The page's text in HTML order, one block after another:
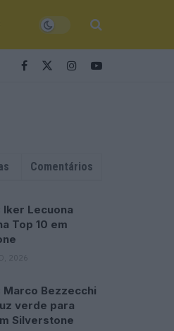
Comentários
Iker Lecuona
Top 10 em
2026
Marco Bezzecchi
verde para
Silverstone